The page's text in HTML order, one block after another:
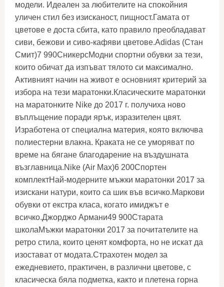
модели. Идеален за любителите на спокойния
уличен стил без изисканост, пищност.Гамата от
цветове е доста сбита, като правило преобладават
сиви, бежови и сиво-кафяви цветове.Adidas (Стан
Смит)7 990СникерсМодни спортни обувки за тези,
които обичат да изпъват тялото си максимално.
Активният начин на живот е основният критерий за
избора на тези маратонки.Класическите маратонки
на маратонките Nike до 2017 г. получиха ново
въплъщение поради ярък, изразителен цвят.
Изработена от специална материя, която включва
полиестерни влакна. Краката не се уморяват по
време на бягане благодарение на въздушната
възглавница.Nike (Air Max)6 200Спортен
комплектНай-модерните мъжки маратонки 2017 за
изискани натури, които са шик във всичко.Маркови
обувки от екстра класа, когато имиджът е
всичко.Джорджо Армани49 900Старата
школаМъжки маратонки 2017 за почитателите на
ретро стила, които ценят комфорта, но не искат да
изостават от модата.Страхотен модел за
ежедневието, практичен, в различни цветове, с
класическа бяла подметка, както и плетена горна